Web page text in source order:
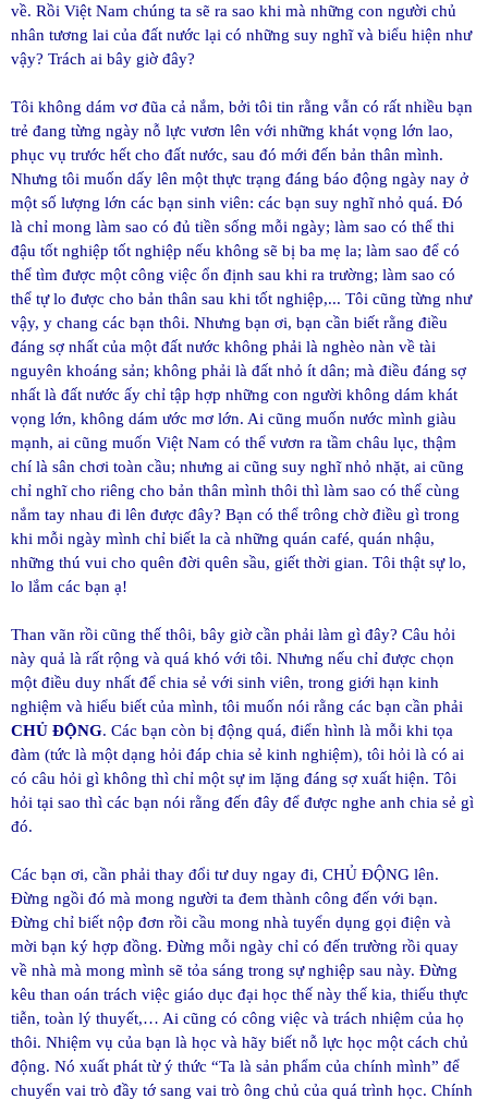
về. Rồi Việt Nam chúng ta sẽ ra sao khi mà những con người chủ
nhân tương lai của đất nước lại có những suy nghĩ và biểu hiện như
vậy? Trách ai bây giờ đây?
Tôi không dám vơ đũa cả nắm, bởi tôi tin rằng vẫn có rất nhiều bạn
trẻ đang từng ngày nỗ lực vươn lên với những khát vọng lớn lao,
phục vụ trước hết cho đất nước, sau đó mới đến bản thân mình.
Nhưng tôi muốn dấy lên một thực trạng đáng báo động ngày nay ở
một số lượng lớn các bạn sinh viên: các bạn suy nghĩ nhỏ quá. Đó
là chỉ mong làm sao có đủ tiền sống mỗi ngày; làm sao có thể thi
đậu tốt nghiệp tốt nghiệp nếu không sẽ bị ba mẹ la; làm sao để có
thể tìm được một công việc ổn định sau khi ra trường; làm sao có
thể tự lo được cho bản thân sau khi tốt nghiệp,... Tôi cũng từng như
vậy, y chang các bạn thôi. Nhưng bạn ơi, bạn cần biết rằng điều
đáng sợ nhất của một đất nước không phải là nghèo nàn về tài
nguyên khoáng sản; không phải là đất nhỏ ít dân; mà điều đáng sợ
nhất là đất nước ấy chỉ tập hợp những con người không dám khát
vọng lớn, không dám ước mơ lớn. Ai cũng muốn nước mình giàu
mạnh, ai cũng muốn Việt Nam có thể vươn ra tầm châu lục, thậm
chí là sân chơi toàn cầu; nhưng ai cũng suy nghĩ nhỏ nhặt, ai cũng
chỉ nghĩ cho riêng cho bản thân mình thôi thì làm sao có thể cùng
nắm tay nhau đi lên được đây? Bạn có thể trông chờ điều gì trong
khi mỗi ngày mình chỉ biết la cà những quán café, quán nhậu,
những thú vui cho quên đời quên sầu, giết thời gian. Tôi thật sự lo,
lo lắm các bạn ạ!
Than vãn rồi cũng thế thôi, bây giờ cần phải làm gì đây? Câu hỏi
này quả là rất rộng và quá khó với tôi. Nhưng nếu chỉ được chọn
một điều duy nhất để chia sẻ với sinh viên, trong giới hạn kinh
nghiệm và hiểu biết của mình, tôi muốn nói rằng các bạn cần phải
CHỦ ĐỘNG. Các bạn còn bị động quá, điển hình là mỗi khi tọa
đàm (tức là một dạng hỏi đáp chia sẻ kinh nghiệm), tôi hỏi là có ai
có câu hỏi gì không thì chỉ một sự im lặng đáng sợ xuất hiện. Tôi
hỏi tại sao thì các bạn nói rằng đến đây để được nghe anh chia sẻ gì
đó.
Các bạn ơi, cần phải thay đổi tư duy ngay đi, CHỦ ĐỘNG lên.
Đừng ngồi đó mà mong người ta đem thành công đến với bạn.
Đừng chỉ biết nộp đơn rồi cầu mong nhà tuyển dụng gọi điện và
mời bạn ký hợp đồng. Đừng mỗi ngày chỉ có đến trường rồi quay
về nhà mà mong mình sẽ tỏa sáng trong sự nghiệp sau này. Đừng
kêu than oán trách việc giáo dục đại học thế này thế kia, thiếu thực
tiễn, toàn lý thuyết,… Ai cũng có công việc và trách nhiệm của họ
thôi. Nhiệm vụ của bạn là học và hãy biết nỗ lực học một cách chủ
động. Nó xuất phát từ ý thức “Ta là sản phẩm của chính mình” để
chuyển vai trò đầy tớ sang vai trò ông chủ của quá trình học. Chính